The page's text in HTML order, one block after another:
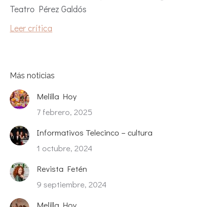
Teatro Pérez Galdós
Leer crítica
Más noticias
Melilla Hoy
7 febrero, 2025
Informativos Telecinco – cultura
1 octubre, 2024
Revista Fetén
9 septiembre, 2024